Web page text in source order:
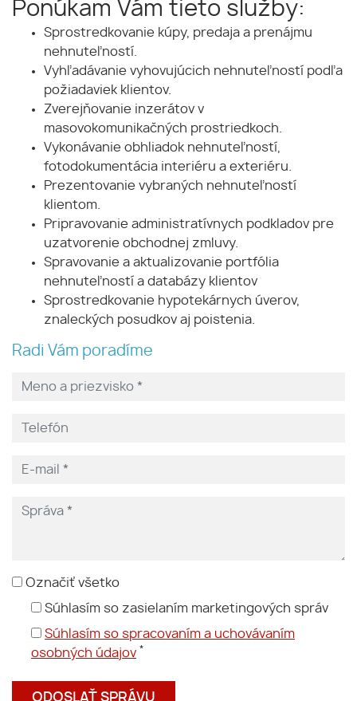
Ponúkam Vám tieto služby:
Sprostredkovanie kúpy, predaja a prenájmu
nehnuteľností.
Vyhľadávanie vyhovujúcich nehnuteľností podľa
požiadaviek klientov.
Zverejňovanie inzerátov v
masovokomunikačných prostriedkoch.
Vykonávanie obhliadok nehnuteľností,
fotodokumentácia interiéru a exteriéru.
Prezentovanie vybraných nehnuteľností
klientom.
Pripravovanie administratívnych podkladov pre
uzatvorenie obchodnej zmluvy.
Spravovanie a aktualizovanie portfólia
nehnuteľností a databázy klientov
Sprostredkovanie hypotekárnych úverov,
znaleckých posudkov aj poistenia.
Radi Vám poradíme
Označiť všetko
Súhlasím so zasielaním marketingových správ
Súhlasím so spracovaním a uchovávaním
osobných údajov *